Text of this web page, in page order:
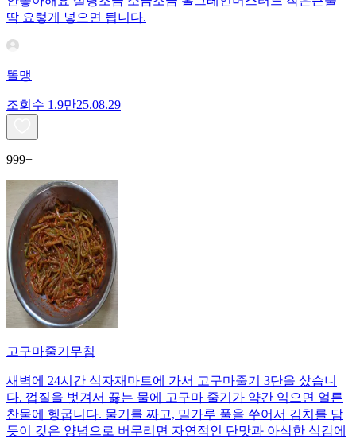
딱 요렇게 넣으면 됩니다.
똘맹
조회수 1.9만25.08.29
999+
고구마줄기무침
새벽에 24시간 식자재마트에 가서 고구마줄기 3단을 샀습니
다. 껍질을 벗겨서 끓는 물에 고구마 줄기가 약간 익으면 얼른
찬물에 헹굽니다. 물기를 짜고, 밀가루 풀을 쑤어서 김치를 담
듯이 갖은 양념으로 버무리면 자연적인 단맛과 아삭한 식감에